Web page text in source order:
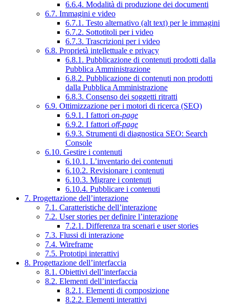
6.6.4. Modalità di produzione dei documenti
6.7. Immagini e video
6.7.1. Testo alternativo (alt text) per le immagini
6.7.2. Sottotitoli per i video
6.7.3. Trascrizioni per i video
6.8. Proprietà intellettuale e privacy
6.8.1. Pubblicazione di contenuti prodotti dalla
Pubblica Amministrazione
6.8.2. Pubblicazione di contenuti non prodotti
dalla Pubblica Amministrazione
6.8.3. Consenso dei soggetti ritratti
6.9. Ottimizzazione per i motori di ricerca (SEO)
6.9.1. I fattori on-page
6.9.2. I fattori off-page
6.9.3. Strumenti di diagnostica SEO: Search
Console
6.10. Gestire i contenuti
6.10.1. L’inventario dei contenuti
6.10.2. Revisionare i contenuti
6.10.3. Migrare i contenuti
6.10.4. Pubblicare i contenuti
7. Progettazione dell’interazione
7.1. Caratteristiche dell’interazione
7.2. User stories per definire l’interazione
7.2.1. Differenza tra scenari e user stories
7.3. Flussi di interazione
7.4. Wireframe
7.5. Prototipi interattivi
8. Progettazione dell’interfaccia
8.1. Obiettivi dell’interfaccia
8.2. Elementi dell’interfaccia
8.2.1. Elementi di composizione
8.2.2. Elementi interattivi